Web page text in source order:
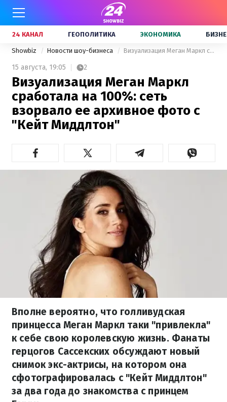
24 КАНАЛ ГЕОПОЛИТИКА ЭКОНОМИКА
Showbiz Новости шоу-бизнеса Визуализация Меган Маркл сработала на 100%: сеть взорвало ее архивное фото с "Кейт Миддлтон"
15 августа, 19:05 2
Визуализация Меган Маркл
сработала на 100%: сеть
взорвало ее архивное фото с
"Кейт Миддлтон"
Вполне вероятно, что голливудская
принцесса Меган Маркл таки "привлекла"
к себе свою королевскую жизнь. Фанаты
герцогов Сассекских обсуждают новый
снимок экс-актрисы, на котором она
сфотографировалась с "Кейт Миддлтон"
за два года до знакомства с принцем